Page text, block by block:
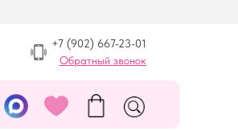
+7 (902) 667-23-01
Обратный звонок